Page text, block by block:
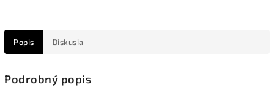
Popis Diskusia
Podrobný popis